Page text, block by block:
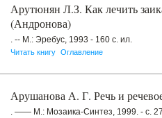
Арутюнян Л.З. Как лечить
(Андронова)
. -- М.: Эребус, 1993 - 160 с. ил.
Читать книгу Оглавление
Арушанова А. Г. Речь и
. —— М.: Мозаика-Синтез, 1999. - с.